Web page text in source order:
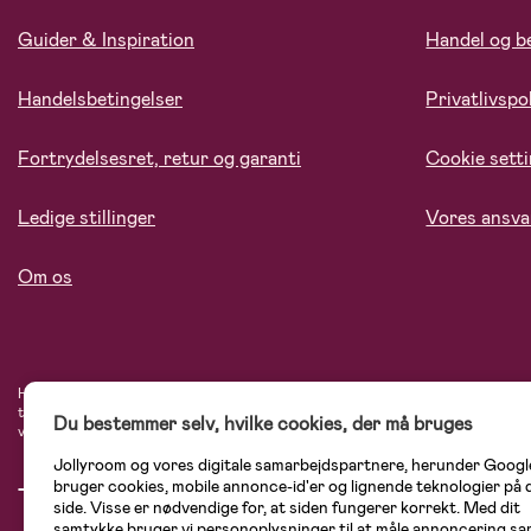
Guider & Inspiration
Handelsbetingelser
Fortrydelsesret, retur og garanti
Ledige stillinger
Om os
Handel og
Cookie
Vores
Hos Jollyroom.dk finder du et stort udvalg af produkter til børnefamilien. Her
tryg, når du handler hos os. I vores udvalg finder du barnevogne, autostole,
varemærker som Britax, Maxi-Cosi, Baby Jogger, BabyBjörn, Didriksons,
Du bestemmer selv, hvilke cookies, der må bruges
Jollyroom og vores digitale samarbejdspartnere, herunder
bruger cookies, mobile annonce-id'er og lignende teknologier på
side. Visse er nødvendige for, at siden fungerer korrekt. Med dit